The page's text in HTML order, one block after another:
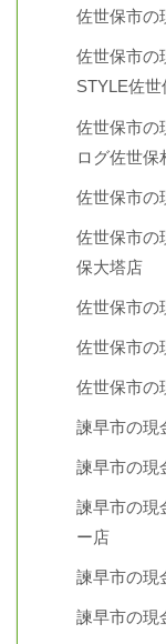
佐世保市
佐世保市
STYLE佐
佐世保市
ログ佐世保
佐世保市
佐世保市
保大塔店
佐世保市
佐世保市
佐世保市
諫早市の
諫早市の
諫早市の
ー店
諫早市の
諫早市の